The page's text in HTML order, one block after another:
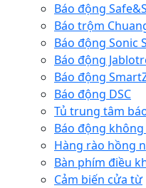
Báo động
Báo trộm
Báo động Sonic
Báo động
Báo động
Báo động DSC
Tủ trung tâm
Báo động
Hàng rào hồng
Bàn phím điều
Cảm biến cửa từ